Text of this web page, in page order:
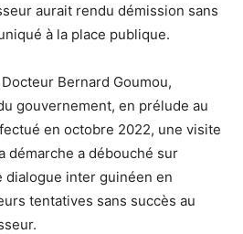
aurait rendu démission sans
à la place publique.
Bernard Goumou,
gouvernement, en prélude au
en octobre 2022, une visite
démarche a débouché sur
dialogue inter guinéen en
tentatives sans succès au